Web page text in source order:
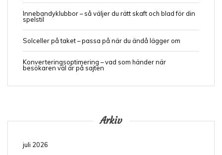
Innebandyklubbor – så väljer du rätt skaft och blad för din
spelstil
Solceller på taket – passa på när du ändå lägger om
Konverteringsoptimering – vad som händer när
besökaren väl är på sajten
Arkiv
juli 2026